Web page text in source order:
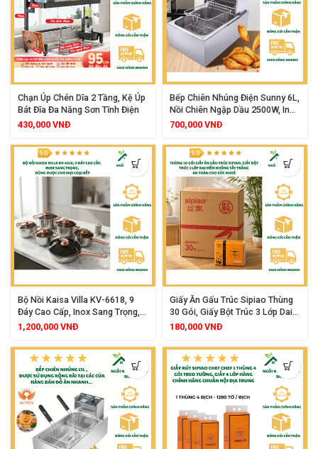
Chạn Úp Chén Dĩa 2 Tầng, Kệ Úp
Bát Đĩa Đa Năng Sơn Tĩnh Điện
430,000 VNĐ
Bếp Chiên Nhúng Điện Sunny 6L,
Nồi Chiên Ngập Dầu 2500W, Inox
Cao Cấp Tiện Lợi
700,000 VNĐ
Bộ Nồi Kaisa Villa KV-6618, 9
Đáy Cao Cấp, Inox Sang Trọng,
Dùng Được Cho Mọi Loại Bếp
1,200,000 VNĐ
Giấy Ăn Gấu Trúc Sipiao Thùng
30 Gói, Giấy Bột Trúc 3 Lớp Dai
Mềm Không Tẩy Trắng An Toàn
180,000 VNĐ